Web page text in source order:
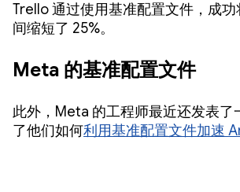
Trello 通过使用基准配置文件，成
间缩短了 25%。
Meta 的基准配置文件
此外，Meta 的工程师最近还发表了
了他们如何利用基准配置文件加速